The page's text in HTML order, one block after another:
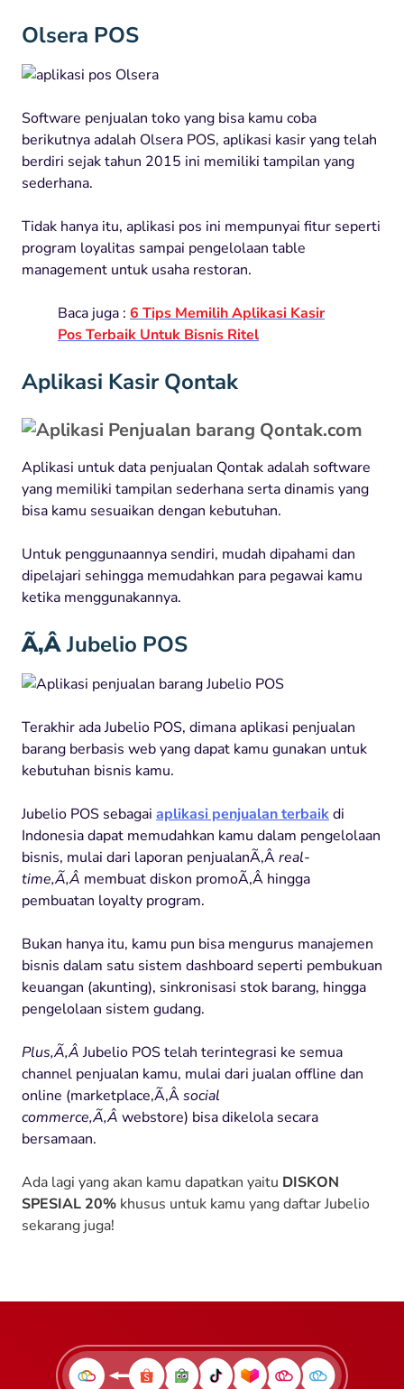
Olsera POS
Software penjualan toko yang bisa kamu coba
berikutnya adalah Olsera POS, aplikasi kasir yang telah
berdiri sejak tahun 2015 ini memiliki tampilan yang
sederhana.
Tidak hanya itu, aplikasi pos ini mempunyai fitur seperti
program loyalitas sampai pengelolaan table
management untuk usaha restoran.
Baca juga : 6 Tips Memilih Aplikasi Kasir
Pos Terbaik Untuk Bisnis Ritel
Aplikasi Kasir Qontak
Aplikasi untuk data penjualan Qontak adalah software
yang memiliki tampilan sederhana serta dinamis yang
bisa kamu sesuaikan dengan kebutuhan.
Untuk penggunaannya sendiri, mudah dipahami dan
dipelajari sehingga memudahkan para pegawai kamu
ketika menggunakannya.
Ã‚ÂJubelio POS
Terakhir ada Jubelio POS, dimana aplikasi penjualan
barang berbasis web yang dapat kamu gunakan untuk
kebutuhan bisnis kamu.
Jubelio POS sebagai aplikasi penjualan terbaikdi
Indonesia dapat memudahkan kamu dalam pengelolaan
bisnis, mulai dari laporan penjualanÃ‚Âreal-
time,Ã‚Â membuat diskon promoÃ‚Â hingga
pembuatan loyalty program.
Bukan hanya itu, kamu pun bisa mengurus manajemen
bisnis dalam satu sistem dashboard seperti pembukuan
keuangan (akunting), sinkronisasi stok barang, hingga
pengelolaan sistem gudang.
Plus,Ã‚ÂJubelio POS telah terintegrasi ke semua
channel penjualan kamu, mulai dari jualan offline dan
online (marketplace,Ã‚Âsocial
commerce,Ã‚Â webstore) bisa dikelola secara
bersamaan.
Ada lagi yang akan kamu dapatkan yaitu DISKON
SPESIAL 20% khusus untuk kamu yang daftar Jubelio
sekarang juga!